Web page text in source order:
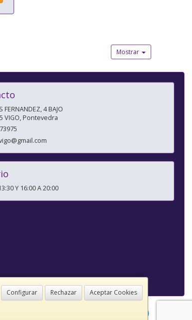
Mostrar
Configurar Rechazar Aceptar Cookies
FERNANDEZ, 4 BAJO
VIGO,Pontevedra
Y 16:00 A 20:00